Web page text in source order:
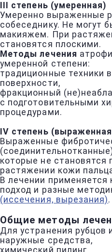
III степень (умеренная)
Умеренно выраженные
собеседнику. Не могут
макияжем. При
становятся плоскими.
Методы лечения
умеренной степени:
традиционные техники
поверхности,
фракционный
с подготовительными
процедурами.
IV степень
Выраженные
которые не становятся
растяжении кожи
В лечении применяется
подход и разные
(иссечения, вырезания).
Общие методы
Для устранения рубцов
наружные средства,
химический пилинг,